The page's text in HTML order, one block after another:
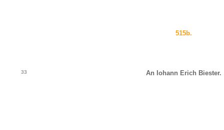
515b.
33 An Iohann Erich Biester.